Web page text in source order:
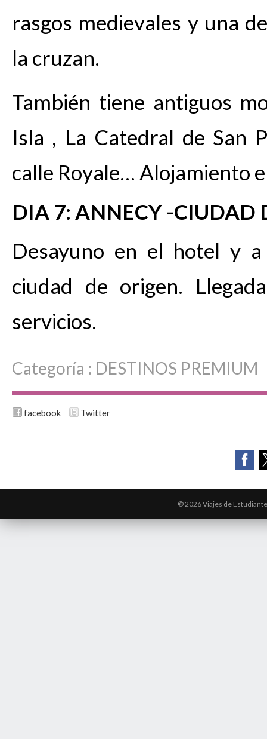
rasgos medievales y una
la cruzan.
También tiene antiguos
Isla , La Catedral de San
calle Royale… Alojamiento
DIA 7: ANNECY -CIUDAD
Desayuno en el hotel y
ciudad de origen.
servicios.
Categoría : DESTINOS PREMIUM
facebook Twitter
© 2026 Viajes de